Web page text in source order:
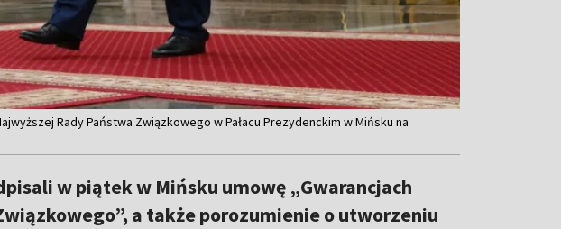
Rady Państwa Związkowego w Pałacu Prezydenckim w Mińsku na
w piątek w Mińsku umowę „Gwarancjach
a także porozumienie o utworzeniu